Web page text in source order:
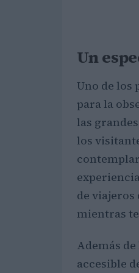
Un
Uno de los
para la
las
los
de viajeros
mientras
Además
accesible